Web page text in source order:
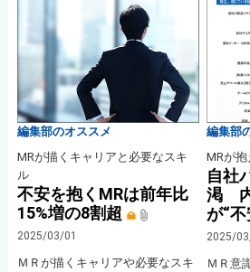
編集部のオススメ
MRが描くキャリアと必要なスキ
ル
不安を抱くMRは前年比
15%増の8割超
2025/03/01
ＭＲが描くキャリアや必要なスキ
編集部
MRが
自社
渇
が“不
2025/
ＭＲ意